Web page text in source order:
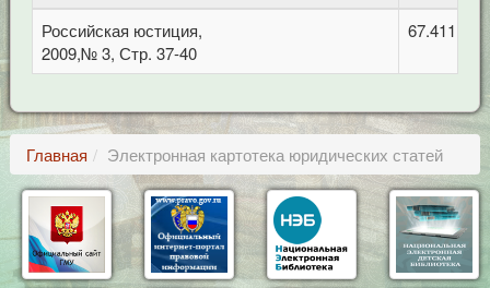
Российская юстиция,
2009,№ 3, Стр. 37-40
67.411
Главная Электронная картотека юридических статей